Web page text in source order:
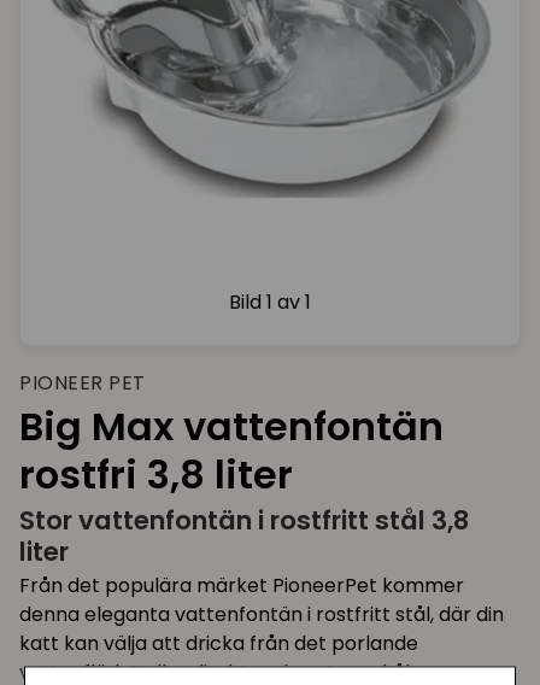
Bild 1 av 1
PIONEER PET
Big Max vattenfontän
rostfri 3,8 liter
Stor vattenfontän i rostfritt stål 3,8
liter
Från det populära märket PioneerPet kommer
denna eleganta vattenfontän i rostfritt stål, där din
katt kan välja att dricka från det porlande
vattenflödet eller direkt ur den stora skålen.